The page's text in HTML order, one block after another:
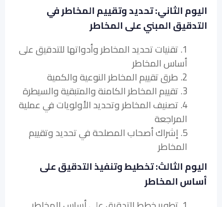
اليوم الثاني: تحديد وتقييم المخاطر في
التدقيق المبني على المخاطر
1. تقنيات تحديد المخاطر وأدواتها للتدقيق على
أساس المخاطر
2. طرق تقييم المخاطر النوعية والكمية
3. تقييم المخاطر الكامنة والمتبقية والسيطرة
4. تصنيف المخاطر وتحديد الأولويات في عملية
المراجعة
5. إشراك أصحاب المصلحة في تحديد وتقييم
المخاطر
اليوم الثالث: تخطيط وتنفيذ التدقيق على
أساس المخاطر